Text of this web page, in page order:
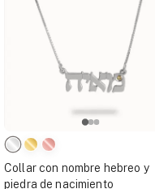
Collar con nombre hebreo y
piedra de nacimiento